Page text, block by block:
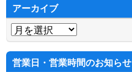
アーカイブ
アーカイブ
営業日・営業時間のお知らせ